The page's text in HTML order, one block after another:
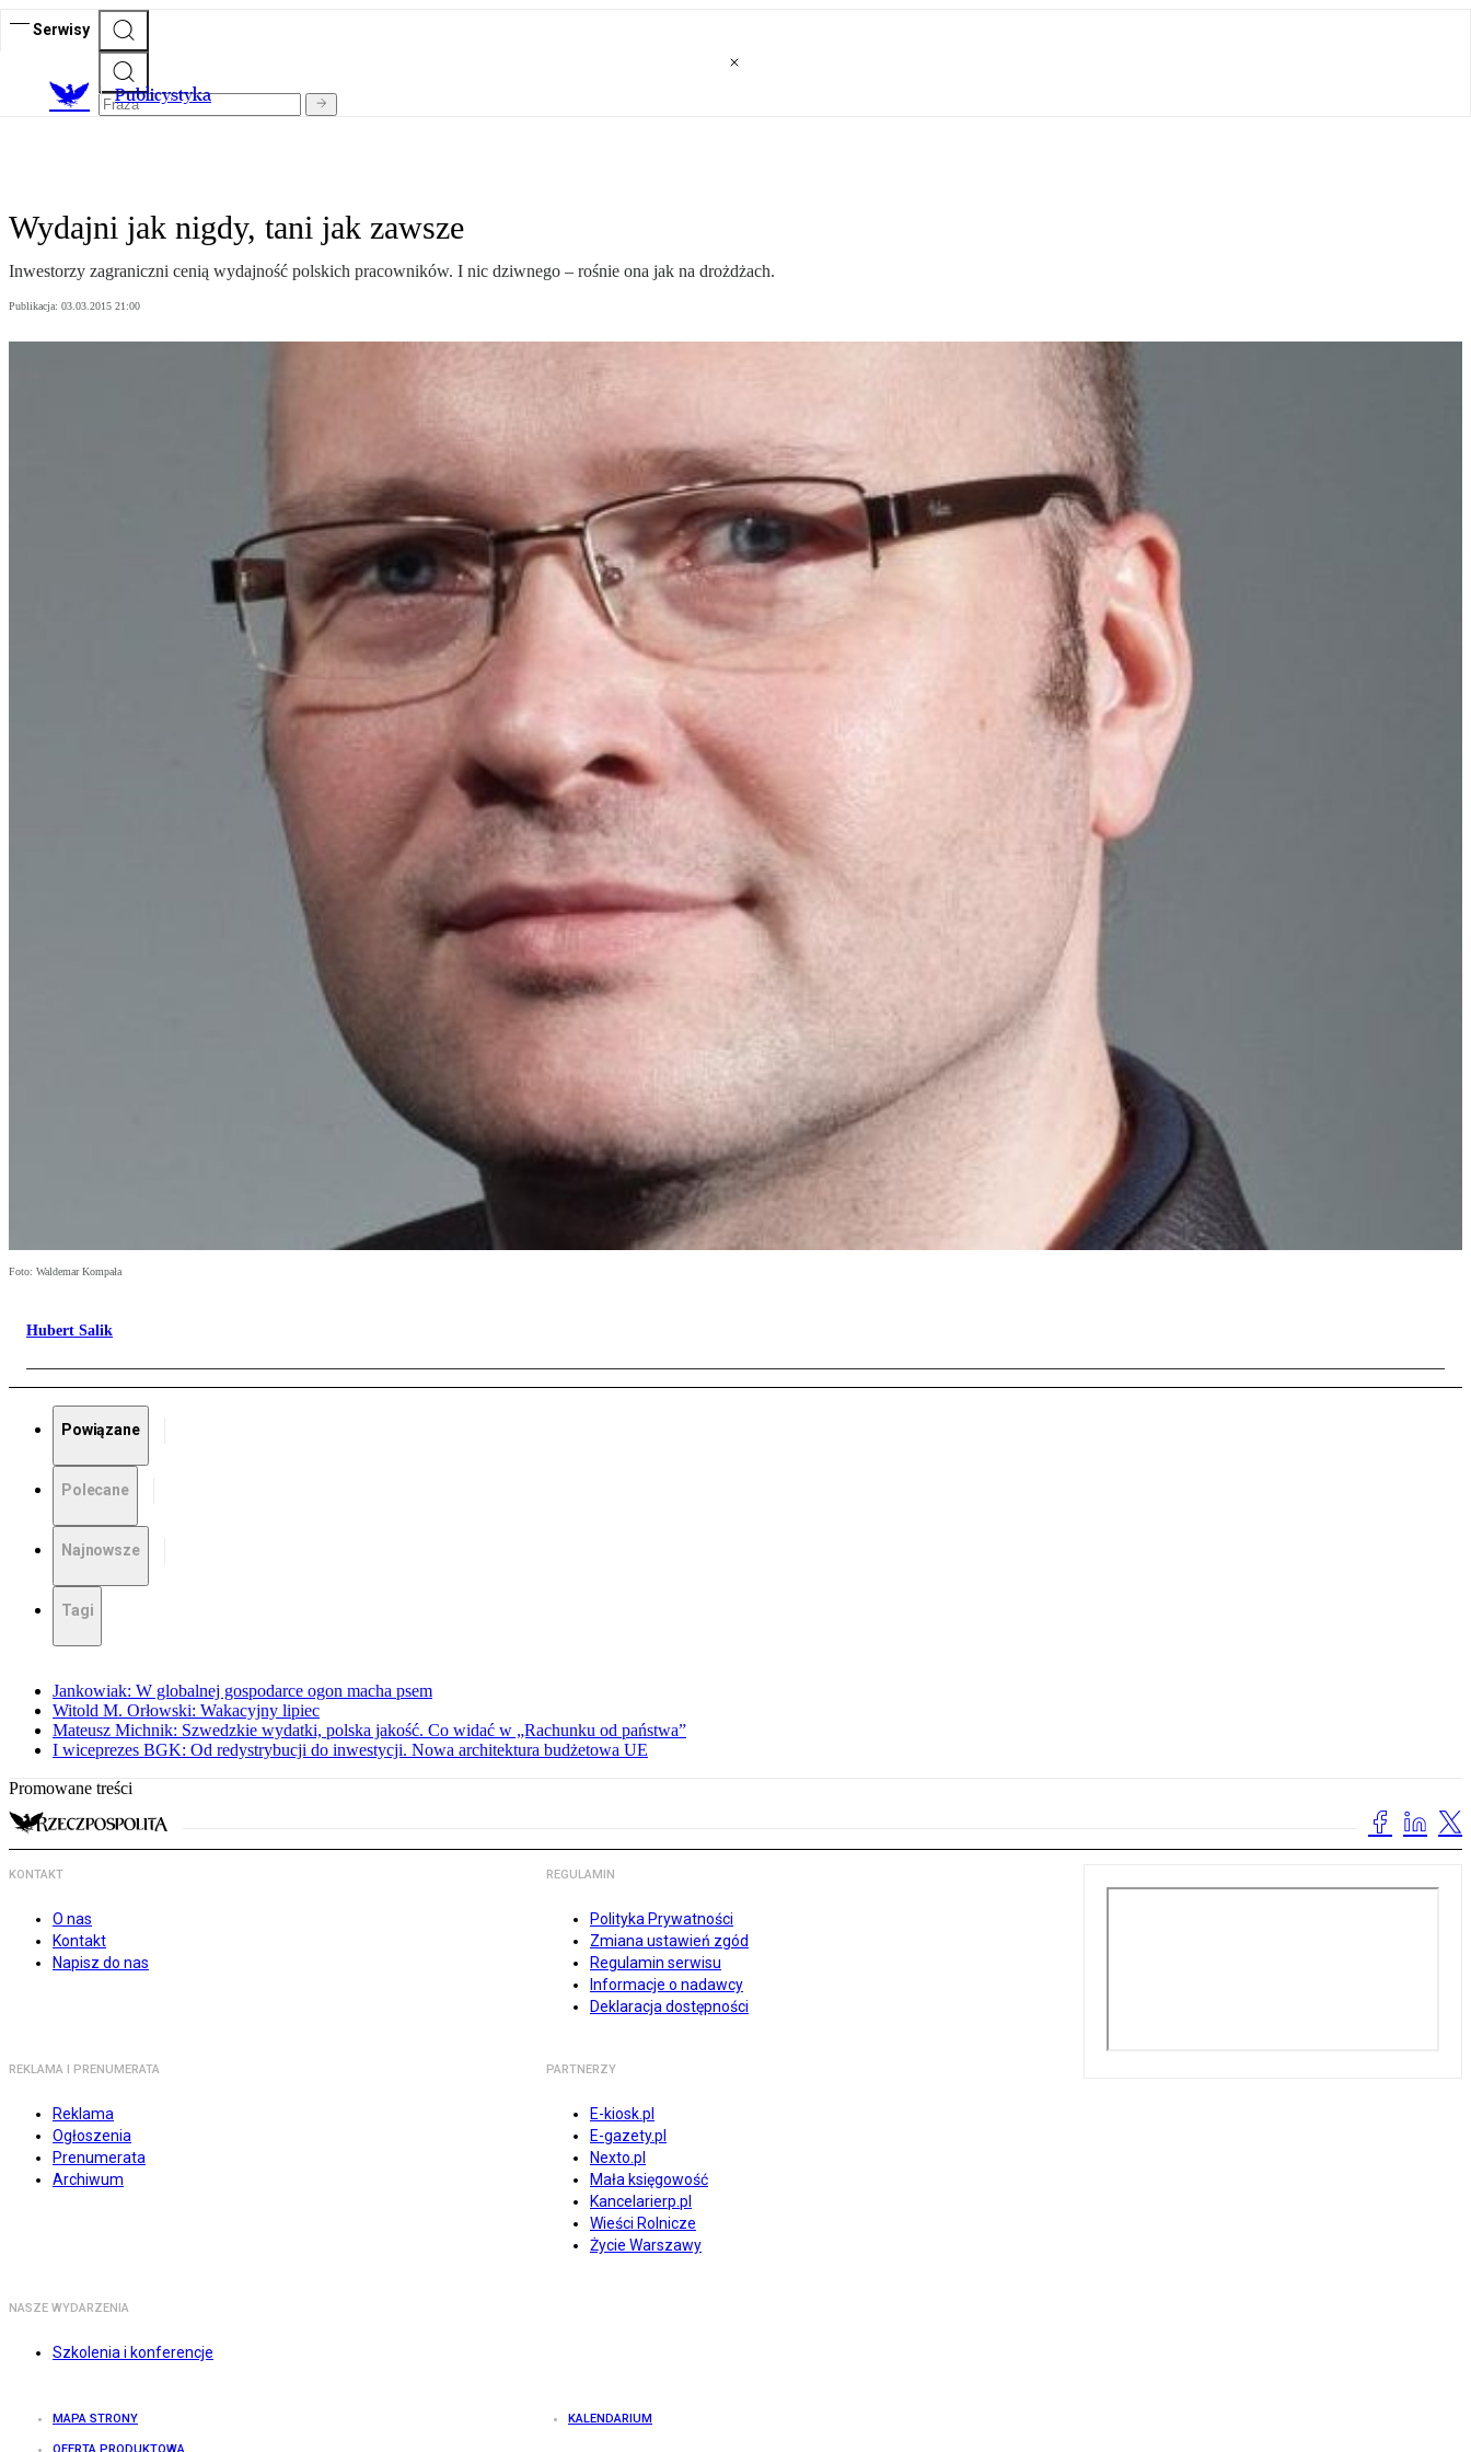
Serwisy
Publicystyka
Wydajni jak nigdy, tani jak zawsze
Inwestorzy zagraniczni cenią wydajność polskich pracowników. I nic dziwnego – rośnie ona jak na drożdżach.
Publikacja: 03.03.2015 21:00
Foto: Waldemar Kompała
Hubert Salik
Powiązane
Polecane
Najnowsze
Tagi
Jankowiak: W globalnej gospodarce ogon macha psem
Witold M. Orłowski: Wakacyjny lipiec
Mateusz Michnik: Szwedzkie wydatki, polska jakość. Co widać w „Rachunku od państwa”
I wiceprezes BGK: Od redystrybucji do inwestycji. Nowa architektura budżetowa UE
Promowane treści
KONTAKT
O nas
Kontakt
Napisz do nas
REGULAMIN
Polityka Prywatności
Zmiana ustawień zgód
Regulamin serwisu
Informacje o nadawcy
Deklaracja dostępności
REKLAMA I PRENUMERATA
Reklama
Ogłoszenia
Prenumerata
Archiwum
PARTNERZY
E-kiosk.pl
E-gazety.pl
Nexto.pl
Mała księgowość
Kancelarierp.pl
Wieści Rolnicze
Życie Warszawy
NASZE WYDARZENIA
Szkolenia i konferencje
MAPA STRONY KALENDARIUM